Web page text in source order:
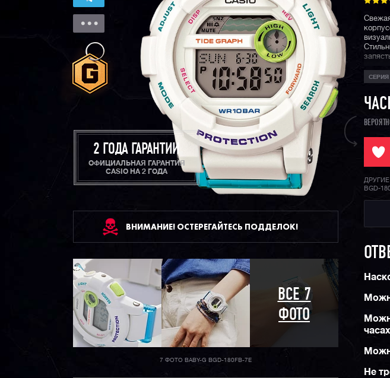
2 ГОДА ГАРАНТИИ
ОФИЦИАЛЬНАЯ ГАРАНТИЯ
CASIO НА 2 ГОДА
ВНИМАНИЕ! ОСТЕРЕГАЙТЕСЬ ПОДДЕЛОК!
ВСЕ 7
ФОТО
7 ФОТО BABY-G BGD-180FB-7E
СЕРИЯ
ДРУГИЕ
BGD-
Не